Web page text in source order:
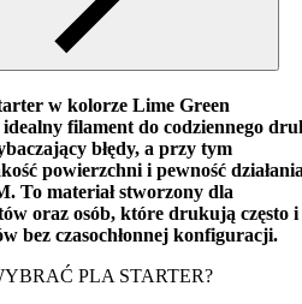
w kolorze Lime Green
filament do codziennego
błędy, a przy tym
powierzchni i pewność
. To materiał stworzony dla
oraz osób, które drukują często i
bez czasochłonnej konfiguracji.
PLA STARTER?